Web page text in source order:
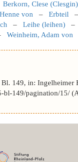
Berkorn, Clese (Clesgin)
von – Erbteil
– Leihe (leihen)
Weinheim, Adam von
149, in:
149/pagination/15/